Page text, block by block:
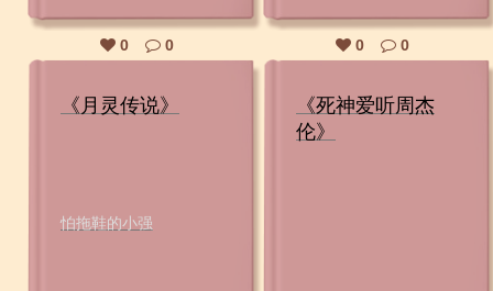
0 0 0 0
《月灵传说》
怕拖鞋的小强
《死神爱听周杰
伦》